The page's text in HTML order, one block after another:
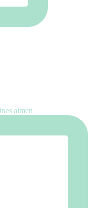
aimen